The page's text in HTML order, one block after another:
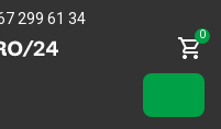
299 61 34
0